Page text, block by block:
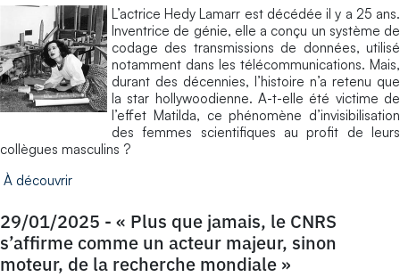
L’actrice Hedy Lamarr est décédée il y a 25 ans.
Inventrice de génie, elle a conçu un système de
codage des transmissions de données, utilisé
notamment dans les télécommunications. Mais,
durant des décennies, l’histoire n’a retenu que
la star hollywoodienne. A-t-elle été victime de
l’effet Matilda, ce phénomène d’invisibilisation
des femmes scientifiques au profit de leurs
collègues masculins ?
À découvrir
29/01/2025 - « Plus que jamais, le CNRS
s’affirme comme un acteur majeur, sinon
moteur, de la recherche mondiale »